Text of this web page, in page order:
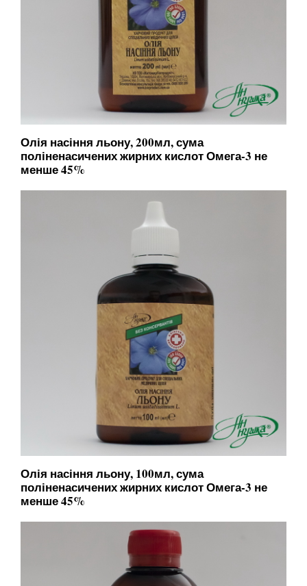
Олія насіння льону, 200мл, сума
поліненасичених жирних кислот Омега-3 не
менше 45%
Олія насіння льону, 100мл, сума
поліненасичених жирних кислот Омега-3 не
менше 45%